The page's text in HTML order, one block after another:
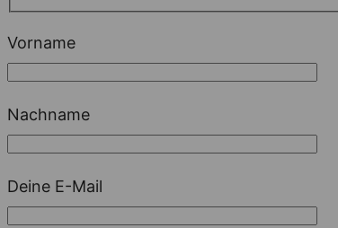
Vorname
Nachname
Deine E-Mail